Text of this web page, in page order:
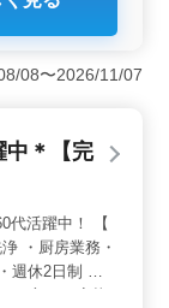
のデイサー
用も積極的に
特に歓迎され
していま
、プライベ
り、長期で
提供してい
です。
08〜2026/11/07
中＊【完
代活躍中！ 【
・厨房業務・
週休2日制 ・